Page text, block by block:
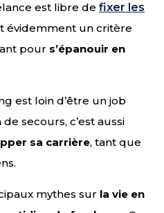
est libre de fixer les
évidemment un critère
pour s’épanouir en
est loin d’être un job
secours, c’est aussi
sa carrière, tant que
mythes sur la vie en